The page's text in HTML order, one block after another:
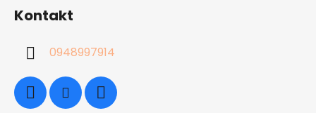
Kontakt
0948997914